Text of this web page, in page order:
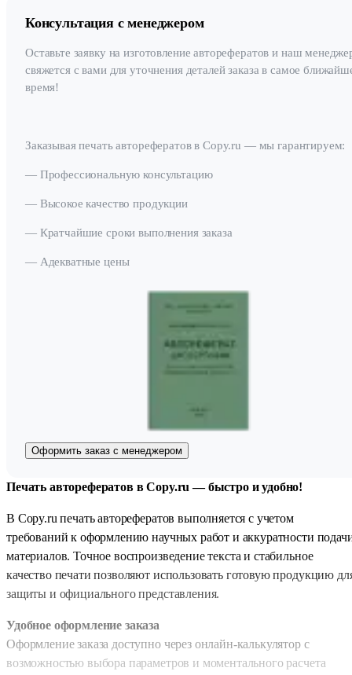
Консультация с менеджером
Оставьте заявку на изготовление авторефератов и наш
свяжется с вами для уточнения деталей заказа в самое
время!
Заказывая печать авторефератов в Copy.ru — мы гарантируем:
— Профессиональную консультацию
— Высокое качество продукции
— Кратчайшие сроки выполнения заказа
— Адекватные цены
Оформить заказ с менеджером
Печать авторефератов в Copy.ru — быстро и удобно!
В Copy.ru печать авторефератов выполняется с учетом
требований к оформлению научных работ и аккуратности
материалов. Точное воспроизведение текста и стабильное
качество печати позволяют использовать готовую продукцию
защиты и официального представления.
Удобное оформление заказа
Оформление заказа доступно через онлайн-калькулятор с
возможностью выбора параметров и моментального расчета